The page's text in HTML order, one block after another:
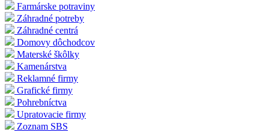
Farmárske potraviny
Záhradné potreby
Záhradné centrá
Domovy dôchodcov
Materské škôlky
Kamenárstva
Reklamné firmy
Grafické firmy
Pohrebníctva
Upratovacie firmy
Zoznam SBS